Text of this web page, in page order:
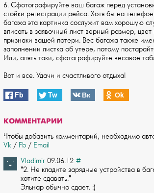
6. Сфотографируйте ваш багаж перед
стойки регистрации рейса. Хотя бы на
багажа эта картинка сослужит вам хорошую
вписать в заявочный лист верный размер,
признаки вашей потери. Вес багажа также
заполнении листка об утере, потому
Или, опять таки, сфотографируйте весовое
Вот и все. Удачи и счастливого отдыха!
Fb Tw Вк Оk
КОММЕНТАРИИ
Чтобы добавить комментарий, необходимо
Vk / Fb / Email
Vladimir 09.06.12 #
"2. Не кладите зарядные устройства в
хотите сдавать."­
Эльнар обычно сдает. :)